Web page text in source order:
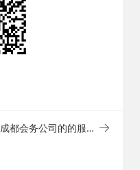
成都会务公司的的服务